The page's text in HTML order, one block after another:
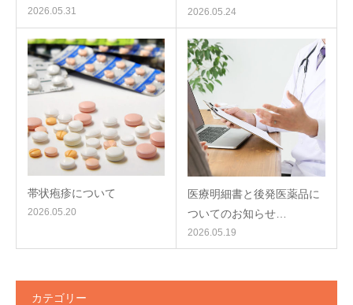
2026.05.31 2026.05.24
帯状疱疹について
2026.05.20
医療明細書と後発医薬品に
ついてのお知らせ…
2026.05.19
カテゴリー